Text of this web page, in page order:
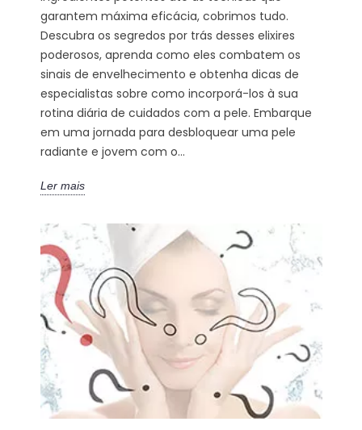
garantem máxima eficácia, cobrimos tudo.
Descubra os segredos por trás desses elixires
poderosos, aprenda como eles combatem os
sinais de envelhecimento e obtenha dicas de
especialistas sobre como incorporá-los à sua
rotina diária de cuidados com a pele. Embarque
em uma jornada para desbloquear uma pele
radiante e jovem com o...
Ler mais